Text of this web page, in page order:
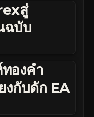
สู่
ฉบับ
องคำ
กับดัก EA